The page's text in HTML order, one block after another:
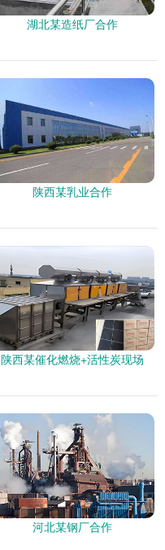
湖北某造纸厂合作
陕西某乳业合作
陕西某催化燃烧+活性炭现场
河北某钢厂合作